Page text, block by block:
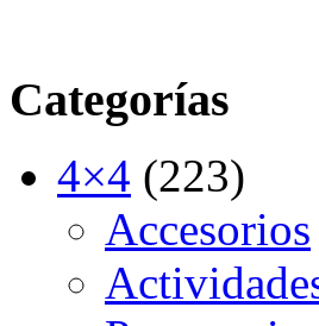
Categorías
4×4 (223)
Accesorios